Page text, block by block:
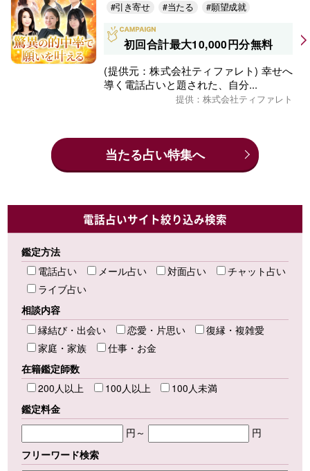
#引き寄せ #当たる #願望成就
初回合計最大10,000円分無料
(提供元：株式会社ティファレト) 幸せへ
導く電話占いと題された、自分...
提供：株式会社ティファレト
当たる占い特集へ
電話占いサイト絞り込み検索
鑑定方法
電話占い
メール占い 対面占い
チャット占い
ライブ占い
相談内容
縁結び・出会い
恋愛・片思い
復縁・複雑愛
家庭・家族
仕事・お金
在籍鑑定師数
200人以上
100人以上
100人未満
鑑定料金
円～
円
フリーワード検索